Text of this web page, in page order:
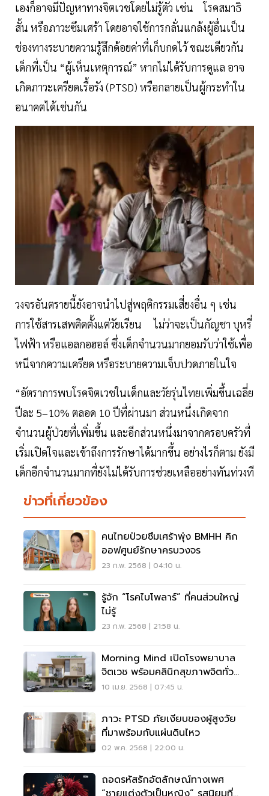
เองก็อาจมีปัญหาทางจิตเวชโดยไม่รู้ตัว เช่น โรคสมาธิ
สั้น หรือภาวะซึมเศร้า โดยอาจใช้การกลั่นแกล้งผู้อื่นเป็น
ช่องทางระบายความรู้สึกด้อยค่าที่เก็บกดไว้ ขณะเดียวกัน
เด็กที่เป็น “ผู้เห็นเหตุการณ์” หากไม่ได้รับการดูแล อาจ
เกิดภาวะเครียดเรื้อรัง (PTSD) หรือกลายเป็นผู้กระทำใน
อนาคตได้เช่นกัน
วงจรอันตรายนี้ยังอาจนำไปสู่พฤติกรรมเสี่ยงอื่น ๆ เช่น
การใช้สารเสพติดตั้งแต่วัยเรียน ไม่ว่าจะเป็นกัญชา บุหรี่
ไฟฟ้า หรือแอลกอฮอล์ ซึ่งเด็กจำนวนมากยอมรับว่าใช้เพื่อ
หนีจากความเครียด หรือระบายความเจ็บปวดภายในใจ
“อัตราการพบโรคจิตเวชในเด็กและวัยรุ่นไทยเพิ่มขึ้นเฉลี่ย
ปีละ 5–10% ตลอด 10 ปีที่ผ่านมา ส่วนหนึ่งเกิดจาก
จำนวนผู้ป่วยที่เพิ่มขึ้น และอีกส่วนหนึ่งมาจากครอบครัวที่
เริ่มเปิดใจและเข้าถึงการรักษาได้มากขึ้น อย่างไรก็ตาม ยังมี
เด็กอีกจำนวนมากที่ยังไม่ได้รับการช่วยเหลืออย่างทันท่วงที
ข่าวที่เกี่ยวข้อง
คนไทยป่วยซึมเศร้าพุ่ง BMHH คิก
ออฟศูนย์รักษาครบวงจร
23 ก.พ. 2568 | 04:10 น.
รู้จัก “โรคไบโพลาร์” ที่คนส่วนใหญ่
ไม่รู้
23 ก.พ. 2568 | 21:58 น.
Morning Mind เปิดโรงพยาบาล
จิตเวช พร้อมคลินิกสุขภาพจิตทั่ว
กรุงเทพ
10 เม.ย. 2568 | 07:45 น.
ภาวะ PTSD ภัยเงียบของผู้สูงวัย
ที่มาพร้อมกับแผ่นดินไหว
02 พ.ค. 2568 | 22:00 น.
ถอดรหัสรักอัตลักษณ์ทางเพศ